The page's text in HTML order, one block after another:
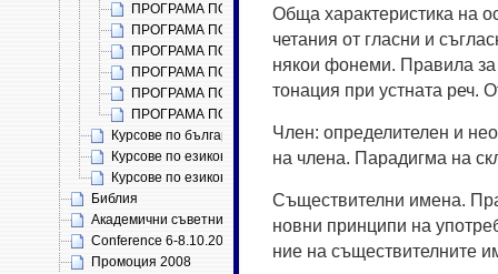
ПРОГРАМА ПО РУС­КИ ЕЗИК
ПРОГРАМА ПО ФРЕНС­КИ ЕЗИК
ПРОГ­РА­МА ПО НЕМС­КИ ЕЗИК
ПРОГРАМА ПО АНГ­ЛИЙС­КИ ЕЗИК
ПРОГРАМА ПО НО­ВОГРЪЦ­КИ ЕЗИК
ПРОГРАМА ПО ИСПАНСКИ ЕЗИК
Курсове по български език и литература (държавен
Курсове по езикова култура и литература (комбинирани)
Курсове по езикова култура
Библия
Академични съветници
Conference 6-8.10.2011
Промоция 2008
Об­ща ха­рак­те­рис­ти­ка на
че­та­ния от глас­ни и
ня­кои фо­не­ми. Пра­ви­ла
то­на­ция при уст­на­та реч.
Член: оп­ре­де­ли­те­лен и
на чле­на. Па­ра­диг­ма на
Съ­ще­ст­ви­тел­ни име­на.
нов­ни прин­ци­пи на
ние на съ­ще­ст­ви­тел­ни­те